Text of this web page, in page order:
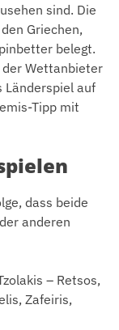
sind. Die
Griechen,
belegt.
der Wettanbieter
Länderspiel auf
Tipp mit
dass beide
anderen
– Retsos,
Zafeiris,